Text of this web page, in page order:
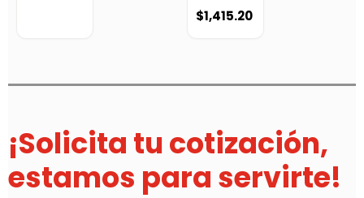
$1,415.20
¡Solicita tu cotización,
estamos para servirte!